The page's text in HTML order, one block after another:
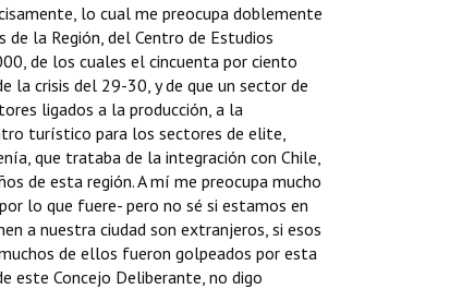
lo cual me preocupa doblemente
la Región, del Centro de Estudios
de los cuales el cincuenta por ciento
crisis del 29-30, y de que un sector de
ligados a la producción, a la
turístico para los sectores de elite,
que trataba de la integración con Chile,
de esta región. A mí me preocupa mucho
lo que fuere- pero no sé si estamos en
a nuestra ciudad son extranjeros, si esos
de ellos fueron golpeados por esta
este Concejo Deliberante, no digo